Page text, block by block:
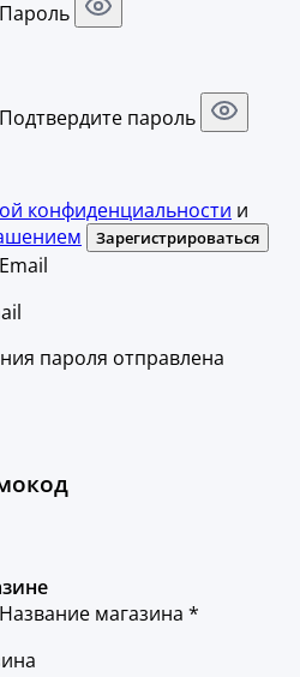
Пароль
Подтвердите пароль
конфиденциальности и
Зарегистрироваться
Email
пароля отправлена
Название магазина *